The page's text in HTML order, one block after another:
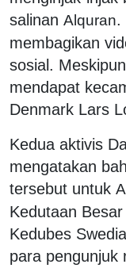
salinan Alquran.
membagikan
sosial.
mendapat
Denmark Lars
Kedua aktivis
mengatakan
tersebut untuk
Kedutaan
Kedubes
para pengunjuk